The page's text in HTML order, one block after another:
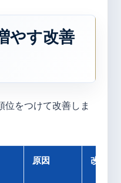
やす改善
位をつけて改善しま
原因 改善策